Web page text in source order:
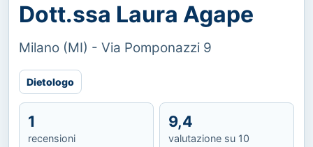
Dott.ssa Laura Agape
Milano (MI) - Via Pomponazzi 9
Dietologo
1
recensioni
9,4
valutazione su 10